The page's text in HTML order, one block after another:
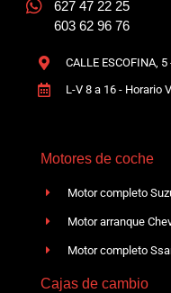
627 47 22 25
603 62 96 76
CALLE ESCOFINA,
L-V 8 a 16 - Horario
Motores de coche
Motor completo
Motor arranque
Motor completo
Cajas de cambio